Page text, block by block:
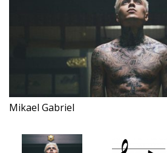
Mikael Gabriel